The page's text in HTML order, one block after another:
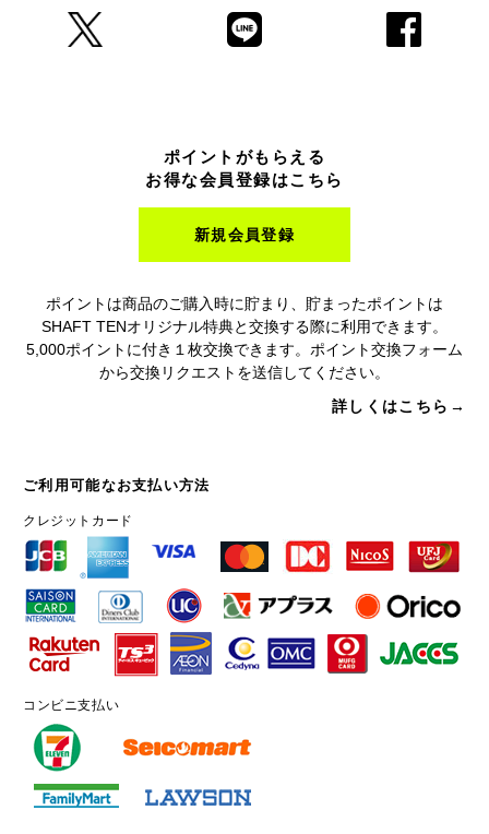
ポイントがもらえる
お得な会員登録はこちら
新規会員登録
ポイントは商品のご購入時に貯まり、貯まったポイントは
SHAFT TENオリジナル特典と交換する際に利用できます。
5,000ポイントに付き１枚交換できます。ポイント交換フォーム
から交換リクエストを送信してください。
詳しくはこちら→
ご利用可能なお支払い方法
クレジットカード
コンビニ支払い